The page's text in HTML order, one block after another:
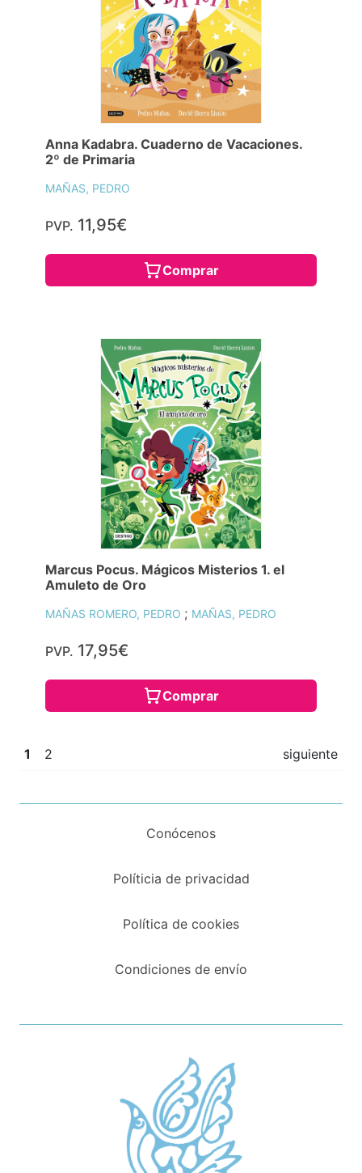
Anna Kadabra. Cuaderno de Vacaciones.
2º de Primaria
MAÑAS, PEDRO
PVP. 11,95€
Comprar
Marcus Pocus. Mágicos Misterios 1. el
Amuleto de Oro
MAÑAS ROMERO, PEDRO ; MAÑAS, PEDRO
PVP. 17,95€
Comprar
1 2 siguiente
Conócenos
Políticia de privacidad
Política de cookies
Condiciones de envío